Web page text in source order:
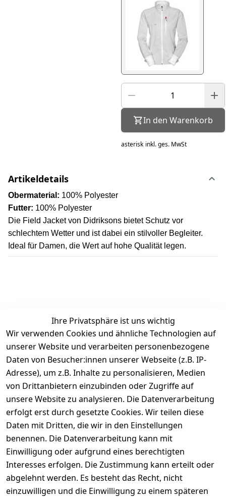
In den Warenkorb
asterisk inkl. ges. MwSt
Artikeldetails
Obermaterial: 100% Polyester
Futter: 100% Polyester
Die Field Jacket von Didriksons bietet Schutz vor
schlechtem Wetter und ist dabei ein stilvoller Begleiter.
Ideal für Damen, die Wert auf hohe Qualität legen.
Kundenbewertungen
Durchschnittliche Bewertung
0
Basierend auf 0 Bewertung(en)
Bewertung abgeben
5
( 0 )
4
( 0 )
3
( 0 )
2
( 0 )
1
( 0 )
Ihre Privatsphäre ist uns wichtig
Wir verwenden Cookies und ähnliche Technologien auf
unserer Website und verarbeiten personenbezogene
Daten von Besucher:innen unserer Webseite (z.B. IP-
Adresse), um z.B. Inhalte zu personalisieren, Medien
von Drittanbietern einzubinden oder Zugriffe auf
unsere Website zu analysieren. Die Datenverarbeitung
erfolgt erst durch gesetzte Cookies. Wir teilen diese
Daten mit Dritten, die wir in den Einstellungen
benennen. Die Datenverarbeitung kann mit
Einwilligung oder aufgrund eines berechtigten
Interesses erfolgen. Die Zustimmung kann erteilt oder
abgelehnt werden. Es besteht das Recht, nicht
einzuwilligen und die Einwilligung zu einem späteren